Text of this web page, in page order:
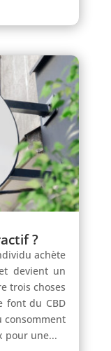
?
achète
devient un
trois choses
font du CBD
consomment
pour une...